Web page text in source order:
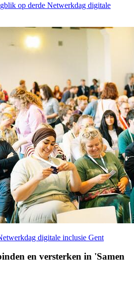
op derde Netwerkdag digitale
digitale inclusie Gent
en versterken in 'Samen